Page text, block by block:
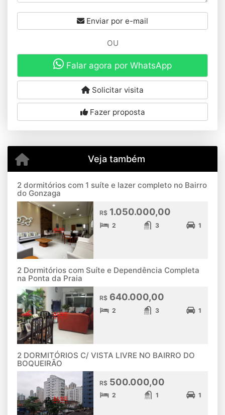
Enviar por e-mail
OU
Falar agora por WhatsApp
Solicitar visita
Fazer proposta
Veja também
2 dormitórios com 1 suíte e lazer completo no Bairro
do Gonzaga
R$ 1.050.000,00
2 3 1
2 Dormitórios com Suíte e Dependência Completa
na Ponta da Praia
R$ 640.000,00
2 3 1
2 DORMITÓRIOS C/ VISTA LIVRE NO BAIRRO DO
BOQUEIRÃO
R$ 500.000,00
2 1 1